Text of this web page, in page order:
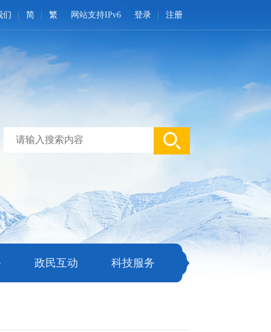
登录 注册
网站支持IPv6
们 简 繁
政民互动 科技服务